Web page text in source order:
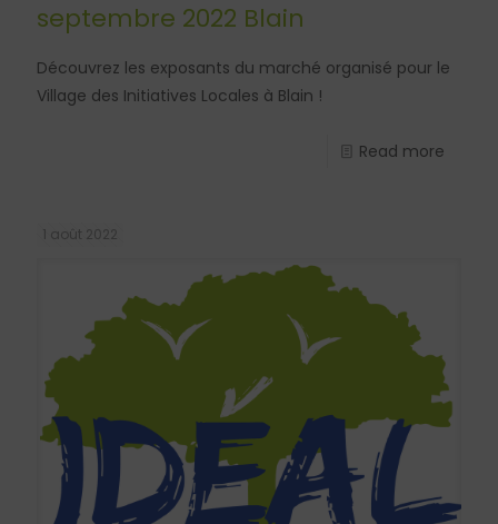
septembre 2022 Blain
Découvrez les exposants du marché organisé pour le
Village des Initiatives Locales à Blain !
Read more
1 août 2022